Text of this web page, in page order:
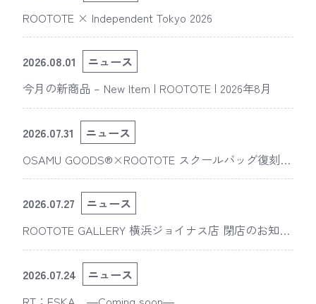
ROOTOTE × Independent Tokyo 2026
2026.08.01
ニュース
今月の新商品 – New Item | ROOTOTE | 2026年8月
2026.07.31
ニュース
OSAMU GOODS®×ROOTOTE スクールバッグ復刻
版“スライスドアイ”の新デザインが「The 50th Annive
rsary OSAMU GOODS展」に登場
2026.07.27
ニュース
ROOTOTE GALLERY 横浜ジョイナス店 閉店のお知ら
せ
2026.07.24
ニュース